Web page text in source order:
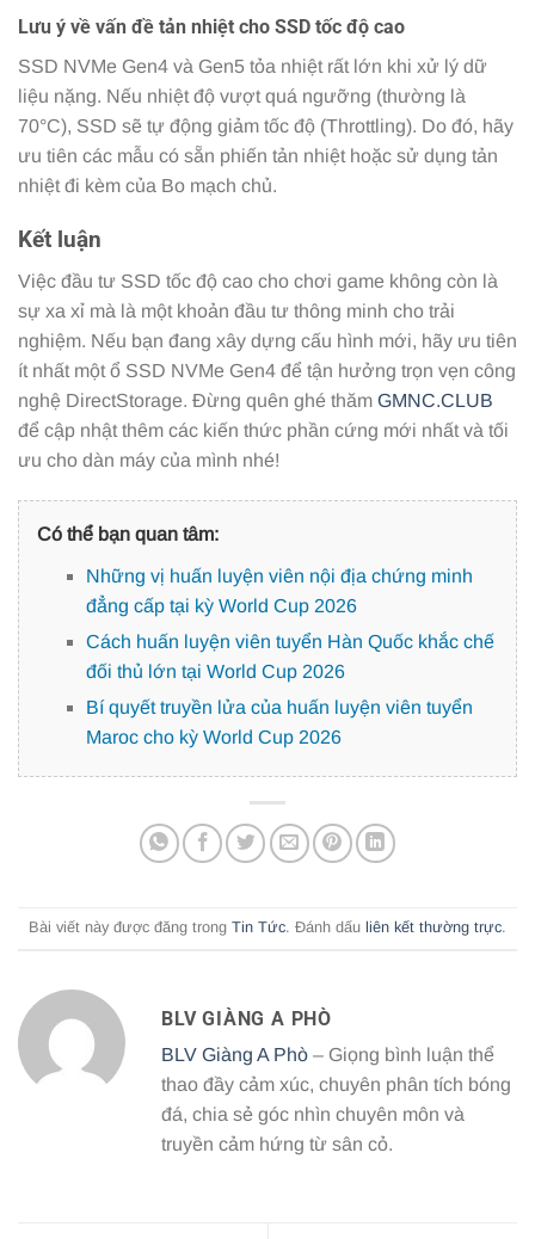
Lưu ý về vấn đề tản nhiệt cho SSD tốc độ cao
SSD NVMe Gen4 và Gen5 tỏa nhiệt rất lớn khi xử lý dữ
liệu nặng. Nếu nhiệt độ vượt quá ngưỡng (thường là
70°C), SSD sẽ tự động giảm tốc độ (Throttling). Do đó, hãy
ưu tiên các mẫu có sẵn phiến tản nhiệt hoặc sử dụng tản
nhiệt đi kèm của Bo mạch chủ.
Kết luận
Việc đầu tư SSD tốc độ cao cho chơi game không còn là
sự xa xỉ mà là một khoản đầu tư thông minh cho trải
nghiệm. Nếu bạn đang xây dựng cấu hình mới, hãy ưu tiên
ít nhất một ổ SSD NVMe Gen4 để tận hưởng trọn vẹn công
nghệ DirectStorage. Đừng quên ghé thăm GMNC.CLUB
để cập nhật thêm các kiến thức phần cứng mới nhất và tối
ưu cho dàn máy của mình nhé!
Có thể bạn quan tâm:
Những vị huấn luyện viên nội địa chứng minh
đẳng cấp tại kỳ World Cup 2026
Cách huấn luyện viên tuyển Hàn Quốc khắc chế
đối thủ lớn tại World Cup 2026
Bí quyết truyền lửa của huấn luyện viên tuyển
Maroc cho kỳ World Cup 2026
Bài viết này được đăng trong Tin Tức. Đánh dấu liên kết thường trực.
BLV GIÀNG A PHÒ
BLV Giàng A Phò – Giọng bình luận thể
thao đầy cảm xúc, chuyên phân tích bóng
đá, chia sẻ góc nhìn chuyên môn và
truyền cảm hứng từ sân cỏ.